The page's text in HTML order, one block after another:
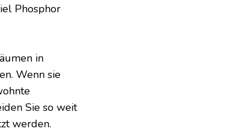
Phosphor
in
Wenn sie
Sie so weit
werden.